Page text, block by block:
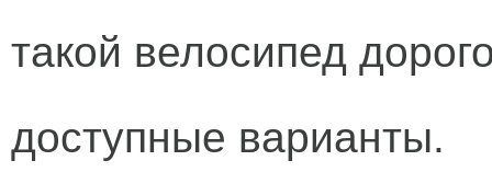
такой велосипед
доступные варианты.